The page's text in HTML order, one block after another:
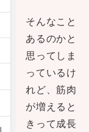
そんなこと
あるのかと
思ってしま
っているけ
れど、筋肉
が増えると
きって成長